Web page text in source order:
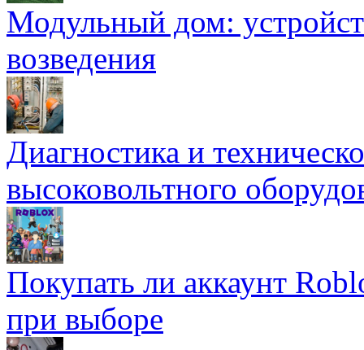
Модульный дом:
возведения
Диагностика и
высоковольтного
Покупать ли аккаунт
при выборе